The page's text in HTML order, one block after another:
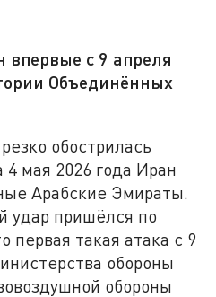
с 9 апреля
Объединённых
обострилась
4 мая 2026 года Иран
Арабские Эмираты.
удар пришёлся по
первая такая атака с 9
обороны
обороны